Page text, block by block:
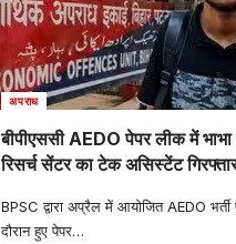
अपराध
बीपीएससी AEDO पेपर लीक में भाभा
रिसर्च सेंटर का टेक असिस्टेंट
BPSC द्वारा अप्रैल में आयोजित AEDO भर्ती
दौरान हुए पेपर…